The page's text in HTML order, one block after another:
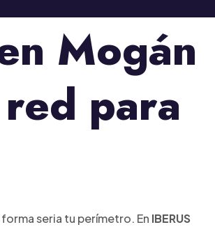
Mogán
para
seria tu perímetro. En IBERUS